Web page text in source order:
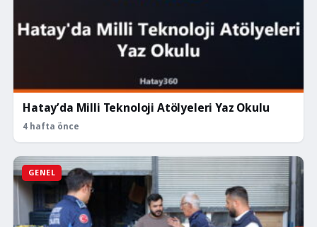
Hatay’da Milli Teknoloji Atölyeleri Yaz Okulu
4 hafta önce
GENEL